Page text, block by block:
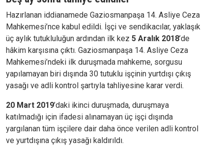
Hazırlanan iddianamede Gaziosmanpaşa 14. Asliye Ceza
Mahkemesi’nce kabul edildi. İşçi ve sendikacılar, yaklaşık
üç aylık tutukluluğun ardından ilk kez 5 Aralık 2018’de
hâkim karşısına çıktı. Gaziosmanpaşa 14. Asliye Ceza
Mahkemesi’ndeki ilk duruşmada mahkeme, sorgusu
yapılamayan biri dışında 30 tutuklu işçinin yurtdışı çıkış
yasağı ve adli kontrol şartıyla tahliyesine karar verdi.
20 Mart 2019’daki ikinci duruşmada, duruşmaya
katılmadığı için ifadesi alınamayan üç işçi dışında
yargılanan tüm işçilere dair daha önce verilen adli kontrol
ve yurtdışına çıkış yasağı kaldırıldı.